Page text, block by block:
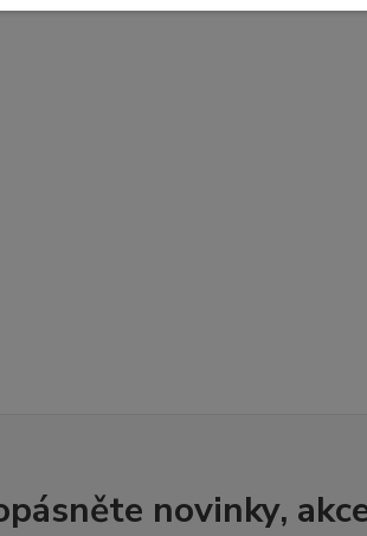
novinky,